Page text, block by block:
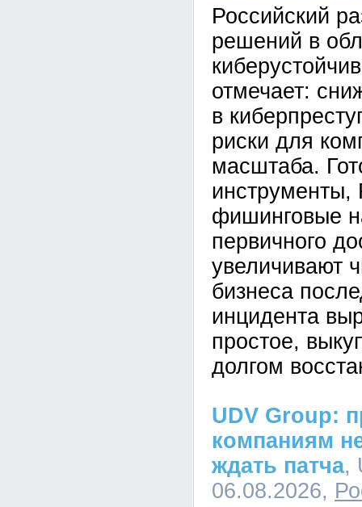
Российский
решений в
отмечает:
в
риски для
масштаба.
фишинговые
первичного
увеличивают
бизнеса
инцидента
простое,
долгом
UDV Group:
компаниям
ждать патча,
06.08.2026,